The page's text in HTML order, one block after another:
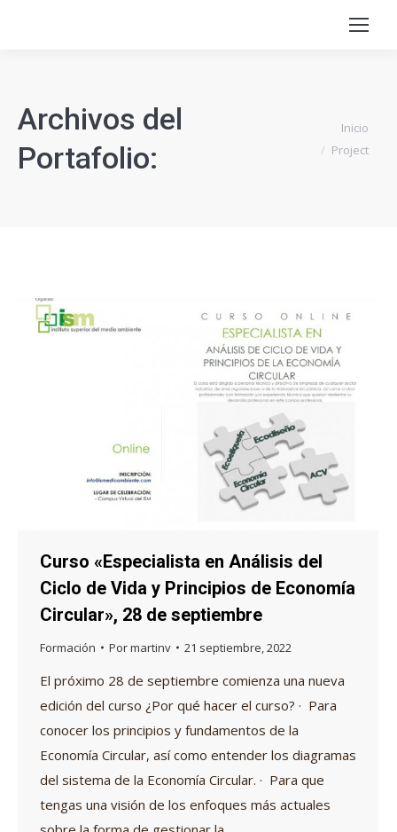
Archivos del
Portafolio:
Estás aquí:Inicio
Project
Curso «Especialista en Análisis del
Ciclo de Vida y Principios de Economía
Circular», 28 de septiembre
Formación Pormartinv 21 septiembre, 2022
El próximo 28 de septiembre comienza una nueva
edición del curso ¿Por qué hacer el curso? · Para
conocer los principios y fundamentos de la
Economía Circular, así como entender los diagramas
del sistema de la Economía Circular. · Para que
tengas una visión de los enfoques más actuales